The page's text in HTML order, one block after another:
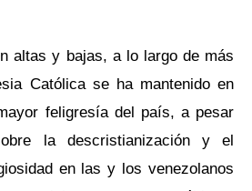
altas y bajas, a lo largo de más
Católica se ha mantenido en
feligresía del país, a pesar
la descristianización y el
en las y los venezolanos